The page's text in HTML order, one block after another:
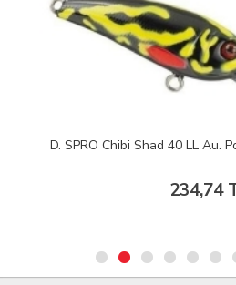
D. SPRO Chibi Shad 40 LL Au.
234,74